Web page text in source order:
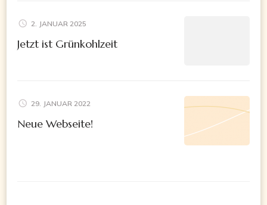
2. JANUAR 2025
Jetzt ist Grünkohlzeit
29. JANUAR 2022
Neue Webseite!